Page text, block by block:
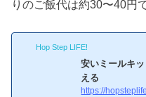
りのご飯代は約30〜40円
Hop Step LIFE!
安いミールキ
える
https://